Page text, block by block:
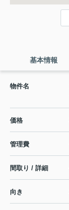
基本情報
物件名
価格
管理費
間取り / 詳細
向き